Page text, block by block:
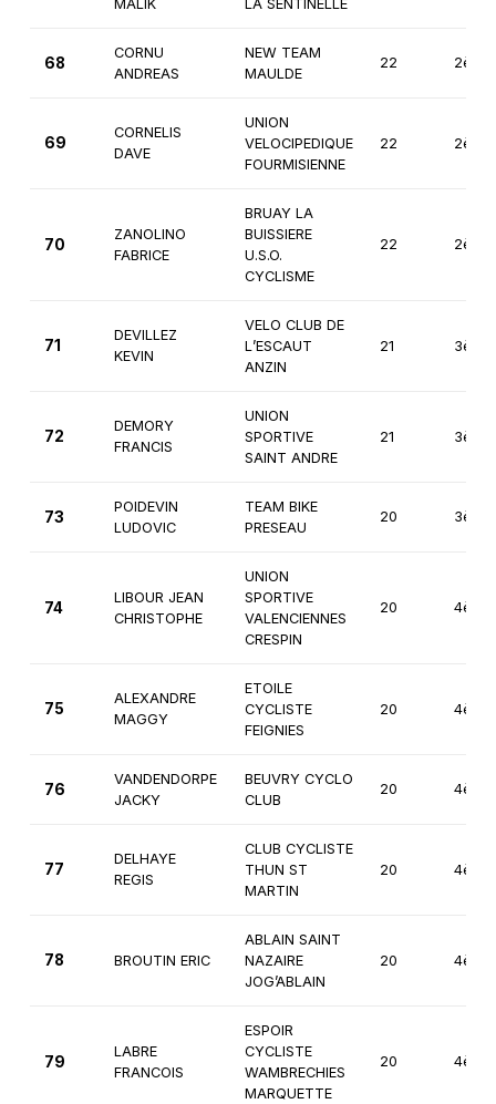
MALIK
LA SENTINELLE
68
CORNU
ANDREAS
NEW TEAM
MAULDE
22 2ème
69
CORNELIS
DAVE
UNION
VELOCIPEDIQUE
FOURMISIENNE
22 2ème
70
ZANOLINO
FABRICE
BRUAY LA
BUISSIERE
U.S.O.
CYCLISME
22 2ème
71
DEVILLEZ
KEVIN
VELO CLUB DE
L’ESCAUT
ANZIN
21 3ème
72
DEMORY
FRANCIS
UNION
SPORTIVE
SAINT ANDRE
21 3ème
73
POIDEVIN
LUDOVIC
TEAM BIKE
PRESEAU
20 3ème
74
LIBOUR JEAN
CHRISTOPHE
UNION
SPORTIVE
VALENCIENNES
CRESPIN
20 4ème
75
ALEXANDRE
MAGGY
ETOILE
CYCLISTE
FEIGNIES
20 4ème
76
VANDENDORPE
JACKY
BEUVRY CYCLO
CLUB
20 4ème
77
DELHAYE
REGIS
CLUB CYCLISTE
THUN ST
MARTIN
20 4ème
78 BROUTIN ERIC
ABLAIN SAINT
NAZAIRE
JOG’ABLAIN
20 4ème
79
LABRE
FRANCOIS
ESPOIR
CYCLISTE
WAMBRECHIES
MARQUETTE
20 4ème